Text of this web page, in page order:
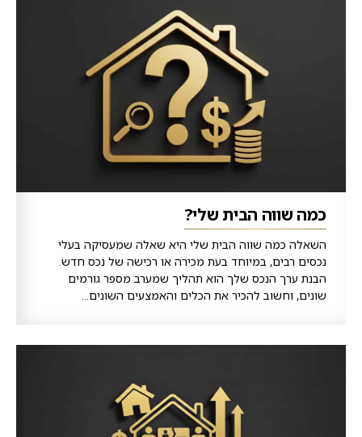
כמה שווה הבית שלי?
השאלה כמה שווה הבית שלי היא שאלה שמעסיקה בעלי
נכסים רבים, במיוחד בעת מכירה או רכישה של נכס חדש.
הבנת ערך הנכס שלך הוא תהליך שמערב מספר גורמים
שונים, וחשוב להכיר את הכלים והאמצעים השונים...